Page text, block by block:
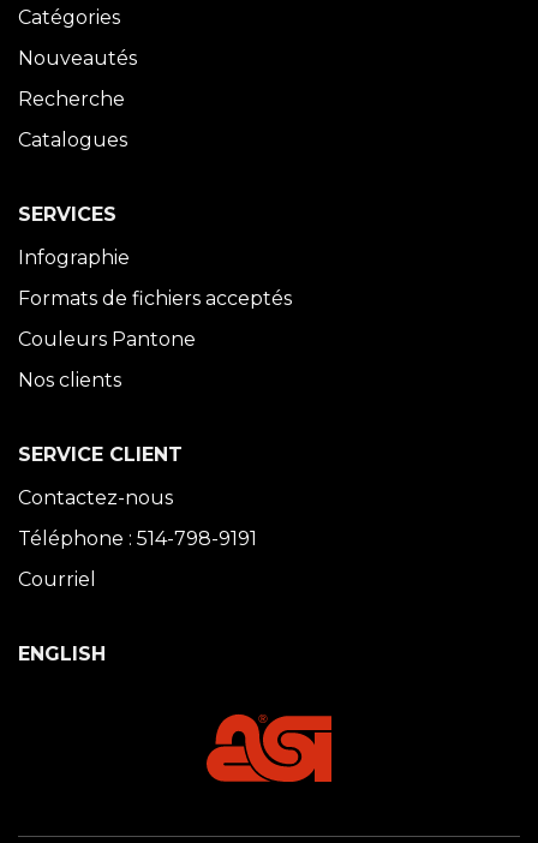
Catégories
Nouveautés
Recherche
Catalogues
SERVICES
Infographie
Formats de fichiers acceptés
Couleurs Pantone
Nos clients
SERVICE CLIENT
Contactez-nous
Téléphone : 514-798-9191
Courriel
ENGLISH